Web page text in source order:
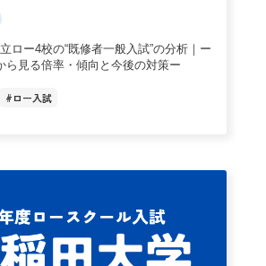
ロー4校の“既修者一般入試”の分析｜ー
ら見る倍率・傾向と今後の対策ー
#ロー入試